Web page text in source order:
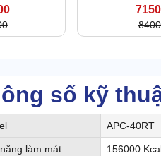
số kỹ
APC-40RT
làm mát 156000